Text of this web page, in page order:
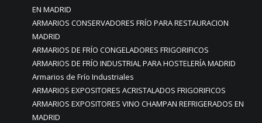
EN MADRID
ARMARIOS CONSERVADORES FRÍO PARA RESTAURACION
MADRID
ARMARIOS DE FRÍO CONGELADORES FRIGORIFICOS
ARMARIOS DE FRÍO INDUSTRIAL PARA HOSTELERÍA MADRID
Armarios de Frío Industriales
ARMARIOS EXPOSITORES ACRISTALADOS FRIGORIFICOS
ARMARIOS EXPOSITORES VINO CHAMPAN REFRIGERADOS EN
MADRID